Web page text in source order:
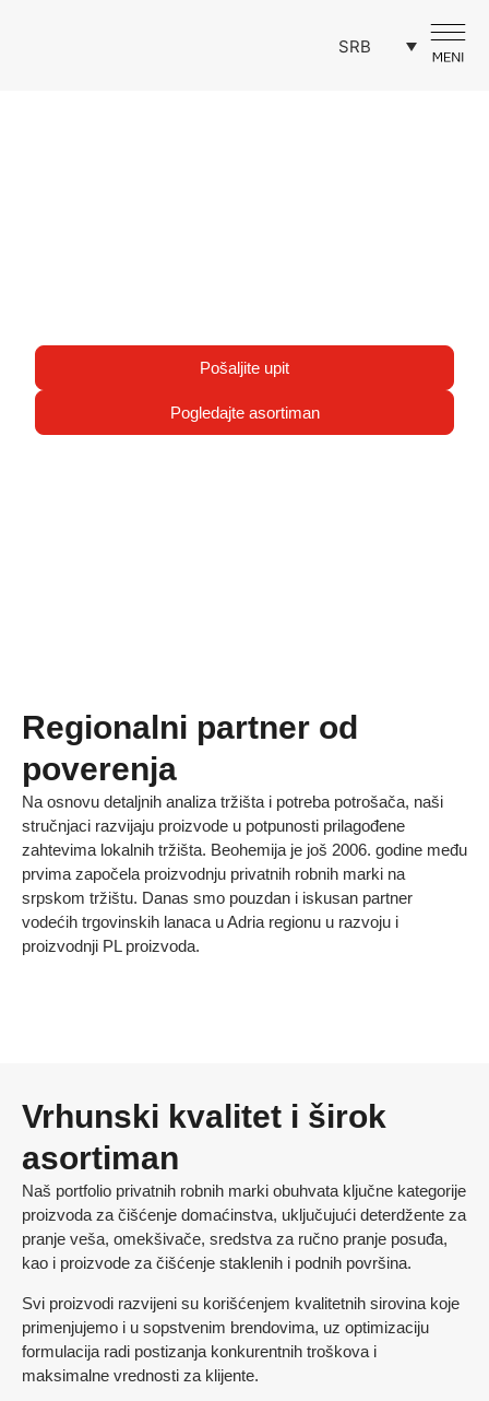
SRB
Pošaljite upit
Pogledajte asortiman
Regionalni partner od
poverenja
Na osnovu detaljnih analiza tržišta i potreba potrošača, naši
stručnjaci razvijaju proizvode u potpunosti prilagođene
zahtevima lokalnih tržišta. Beohemija je još 2006. godine među
prvima započela proizvodnju privatnih robnih marki na
srpskom tržištu. Danas smo pouzdan i iskusan partner
vodećih trgovinskih lanaca u Adria regionu u razvoju i
proizvodnji PL proizvoda.
Vrhunski kvalitet i širok
asortiman
Naš portfolio privatnih robnih marki obuhvata ključne kategorije
proizvoda za čišćenje domaćinstva, uključujući deterdžente za
pranje veša, omekšivače, sredstva za ručno pranje posuđa,
kao i proizvode za čišćenje staklenih i podnih površina.
Svi proizvodi razvijeni su korišćenjem kvalitetnih sirovina koje
primenjujemo i u sopstvenim brendovima, uz optimizaciju
formulacija radi postizanja konkurentnih troškova i
maksimalne vrednosti za klijente.